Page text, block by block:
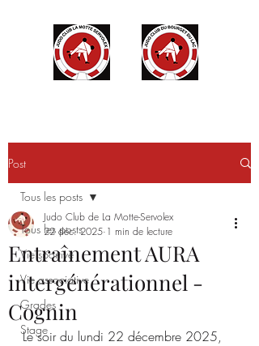
Post
Tous les posts
Vie sportive
Vie associative
Grades
Stage
Tous les posts
Entraînement AURA
intergénérationnel -
Cognin
Judo Club de La Motte-Servolex
22 déc. 2025 1 min de lecture
Le soir du lundi 22 décembre 2025,